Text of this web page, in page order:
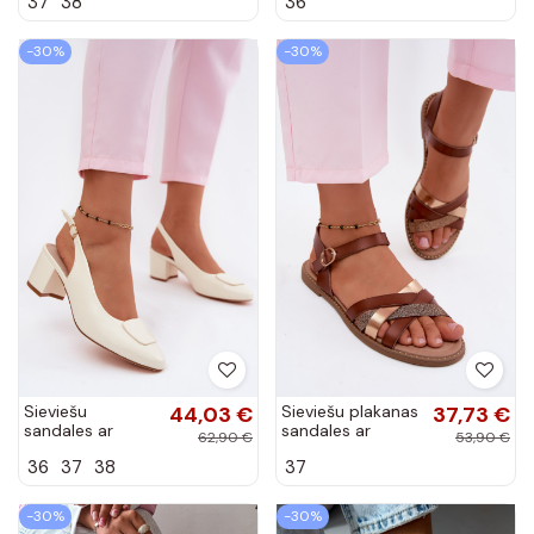
-30%
Sieviešu
sandales ar
krēmkrāsā Tai
44,03 €
62,90 €
36 37 38
-30%
Sieviešu plakanas
sandales ar
siksnām brūnā
37,73 €
53,90 €
37
-30% -30%